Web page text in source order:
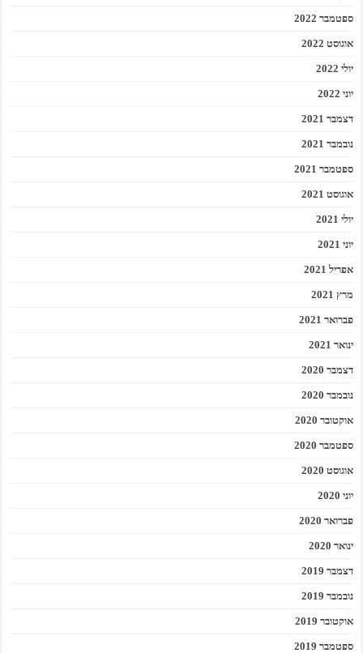
ספטמבר 2022
אוגוסט 2022
יולי 2022
יוני 2022
דצמבר 2021
נובמבר 2021
ספטמבר 2021
אוגוסט 2021
יולי 2021
יוני 2021
אפריל 2021
מרץ 2021
פברואר 2021
ינואר 2021
דצמבר 2020
נובמבר 2020
אוקטובר 2020
ספטמבר 2020
אוגוסט 2020
יוני 2020
פברואר 2020
ינואר 2020
דצמבר 2019
נובמבר 2019
אוקטובר 2019
ספטמבר 2019